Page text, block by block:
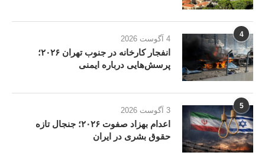
4 4 آگوست 2026
انفجار کارخانه در جنوب تهران ۲۰۲۶؛
پرسش‌هایی درباره ایمنی
5 3 آگوست 2026
اعدام بهزاد صفوت ۲۰۲۶؛ جنجال تازه
حقوق بشری در ایران